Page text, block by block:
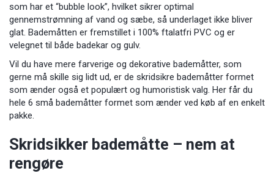
som har et “bubble look”, hvilket sikrer optimal
gennemstrømning af vand og sæbe, så underlaget ikke bliver
glat. Bademåtten er fremstillet i 100% ftalatfri PVC og er
velegnet til både badekar og gulv.
Vil du have mere farverige og dekorative bademåtter, som
gerne må skille sig lidt ud, er de skridsikre bademåtter formet
som ænder også et populært og humoristisk valg. Her får du
hele 6 små bademåtter formet som ænder ved køb af en enkelt
pakke.
Skridsikker bademåtte – nem at
rengøre